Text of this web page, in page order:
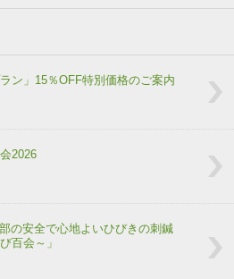
ン」15％OFF特別価格のご案内
2026
の安全で心地よいひびきの刺鍼
百会～」